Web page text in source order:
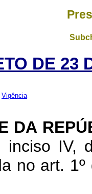
DE 23
Vigência
DA
IV,
no art.